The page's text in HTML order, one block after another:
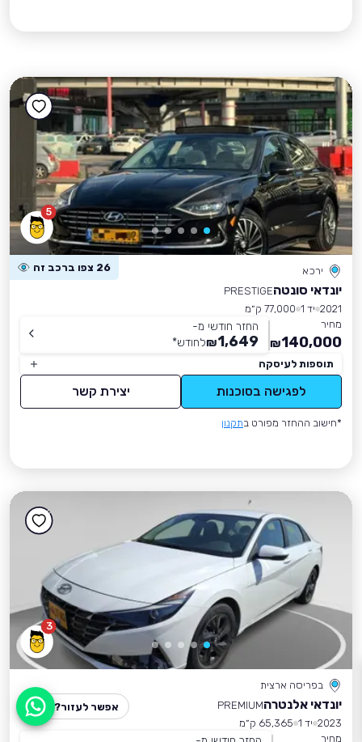
5
ירכא 26 צפו ברכב זה
יונדאי סונטהPRESTIGE
2021 יד 1
77,000 ק״מ
מחיר
140,000
₪
החזר חודשי מ-
1,649
₪לחודש*
תוספות לעיסקה
לפגישה בסוכנות יצירת קשר
*חישוב ההחזר מפורט בתקנון
3
בפריסה ארצית
יונדאי אלנטרהPREMIUM
2023 יד 1
65,365 ק״מ
מחיר
אפשר לעזור?